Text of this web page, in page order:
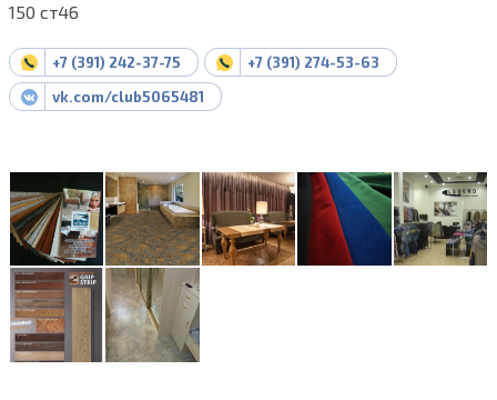
150 ст46
+7 (391) 242-37-75
+7 (391) 274-53-63
vk.com/club5065481